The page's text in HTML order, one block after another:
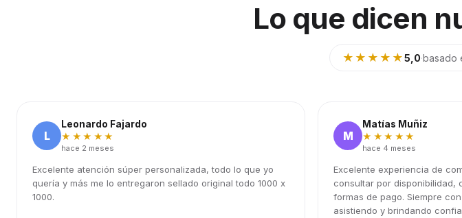
Lo que dicen
★★★★★5,0·basado
L
Leonardo Fajardo
★★★★★
hace 2 meses
Excelente atención súper personalizada, todo lo que yo
quería y más me lo entregaron sellado original todo 1000 x
1000.
M
Matías Muñiz
★★★★★
hace 4 meses
Excelente experiencia de
consultar por disponibilidad,
formas de pago. Siempre
asistiendo y brindando